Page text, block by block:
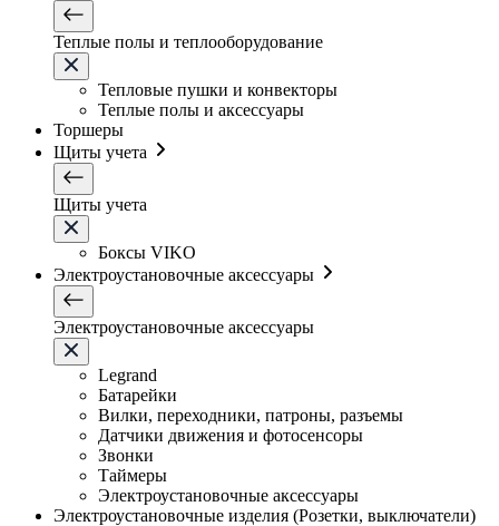
Теплые полы и теплооборудование
Тепловые пушки и конвекторы
Теплые полы и аксессуары
Торшеры
Щиты учета
Щиты учета
Боксы VIKO
Электроустановочные аксессуары
Электроустановочные аксессуары
Legrand
Батарейки
Вилки, переходники, патроны, разъемы
Датчики движения и фотосенсоры
Звонки
Таймеры
Электроустановочные аксессуары
Электроустановочные изделия (Розетки, выключатели)